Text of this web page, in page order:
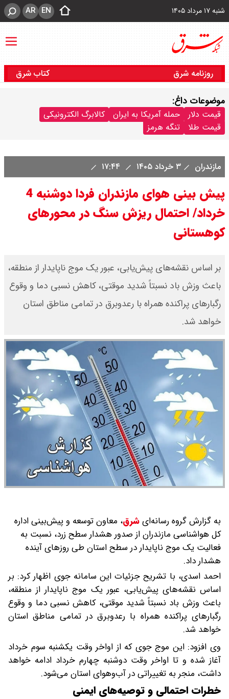
شنبه ۱۷ مرداد ۱۴۰۵ EN
AR
روزنامه شرق کتاب شرق
موضوعات داغ:
قیمت دلار حمله آمریکا به ایران
کالابرگ الکترونیکی
قیمت طلا
تنگه هرمز
مازندران ۳ خرداد ۱۴۰۵
پیش بینی هوای مازندران فردا دوشنبه 4
خرداد/ احتمال ریزش سنگ در محورهای
کوهستانی
بر اساس نقشه‌های پیش‌یابی، عبور یک موج ناپایدار از منطقه،
باعث وزش باد نسبتاً شدید موقتی، کاهش نسبی دما و وقوع
رگبارهای پراکنده همراه با رعدوبرق در تمامی مناطق استان
خواهد شد.
به گزارش گروه رسانه‌ایشرق، معاون توسعه و پیش‌بینی اداره
کل هواشناسی مازندران از صدور هشدار سطح زرد، نسبت به
فعالیت یک موج ناپایدار در سطح استان طی روزهای آینده
هشدار داد.
احمد اسدی، با تشریح جزئیات این سامانه جوی اظهار کرد: بر
اساس نقشه‌های پیش‌یابی، عبور یک موج ناپایدار از منطقه،
باعث وزش باد نسبتاً شدید موقتی، کاهش نسبی دما و وقوع
رگبارهای پراکنده همراه با رعدوبرق در تمامی مناطق استان
خواهد شد.
وی افزود: این موج جوی که از اواخر وقت یکشنبه سوم خرداد
آغاز شده و تا اواخر وقت دوشنبه چهارم خرداد ادامه خواهد
داشت، منجر به تغییراتی در آب‌وهوای استان می‌شود.
خطرات احتمالی و توصیه‌های ایمنی